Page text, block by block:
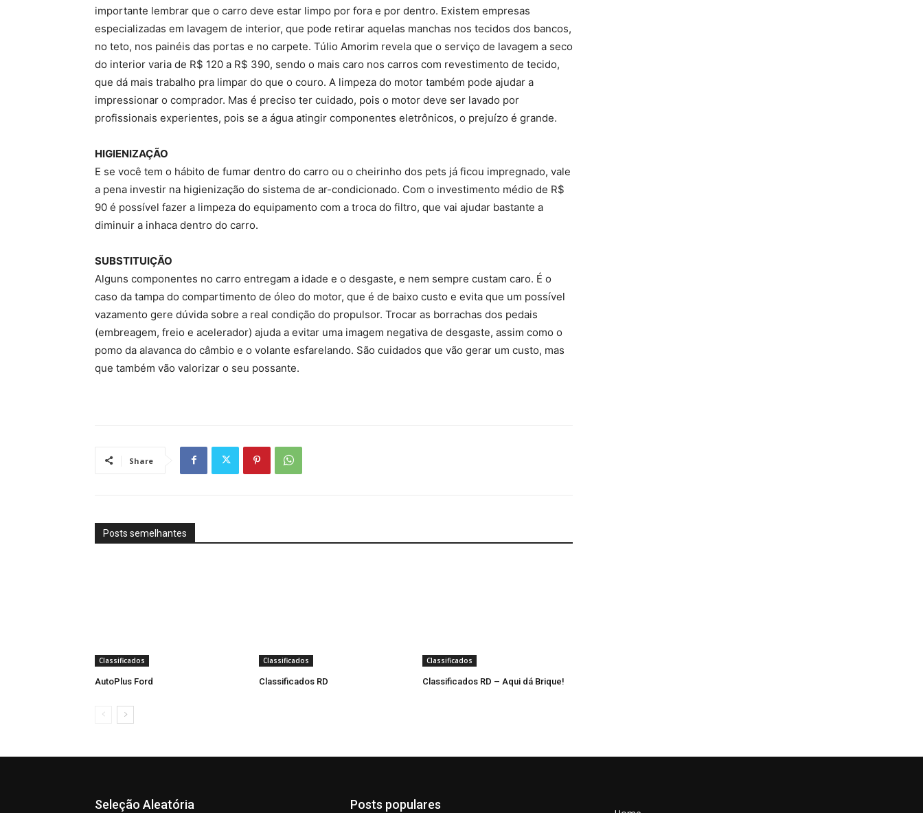
importante lembrar que o carro deve estar limpo por fora e por dentro. Existem empresas
especializadas em lavagem de interior, que pode retirar aquelas manchas nos tecidos dos bancos,
no teto, nos painéis das portas e no carpete. Túlio Amorim revela que o serviço de lavagem a seco
do interior varia de R$ 120 a R$ 390, sendo o mais caro nos carros com revestimento de tecido,
que dá mais trabalho pra limpar do que o couro. A limpeza do motor também pode ajudar a
impressionar o comprador. Mas é preciso ter cuidado, pois o motor deve ser lavado por
profissionais experientes, pois se a água atingir componentes eletrônicos, o prejuízo é grande.
HIGIENIZAÇÃO
E se você tem o hábito de fumar dentro do carro ou o cheirinho dos pets já ficou impregnado, vale
a pena investir na higienização do sistema de ar-condicionado. Com o investimento médio de R$
90 é possível fazer a limpeza do equipamento com a troca do filtro, que vai ajudar bastante a
diminuir a inhaca dentro do carro.
SUBSTITUIÇÃO
Alguns componentes no carro entregam a idade e o desgaste, e nem sempre custam caro. É o
caso da tampa do compartimento de óleo do motor, que é de baixo custo e evita que um possível
vazamento gere dúvida sobre a real condição do propulsor. Trocar as borrachas dos pedais
(embreagem, freio e acelerador) ajuda a evitar uma imagem negativa de desgaste, assim como o
pomo da alavanca do câmbio e o volante esfarelando. São cuidados que vão gerar um custo, mas
que também vão valorizar o seu possante.
Share
Posts semelhantes
Classificados
AutoPlus Ford
Classificados
Classificados RD
Classificados
Classificados RD – Aqui dá Brique!
Seleção Aleatória Posts populares